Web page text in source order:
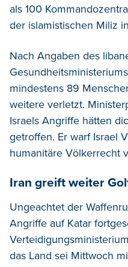
als 100
der islamistischen Miliz
Nach Angaben des
mindestens 89
weitere verletzt.
Israels Angriffe hätten
getroffen. Er warf Israel
humanitäre Völkerrecht
Iran greift weiter
Ungeachtet der
Angriffe auf Katar
das Land sei Mittwoch